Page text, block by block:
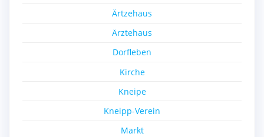
Ärtzehaus
Ärztehaus
Dorfleben
Kirche
Kneipe
Kneipp-Verein
Markt